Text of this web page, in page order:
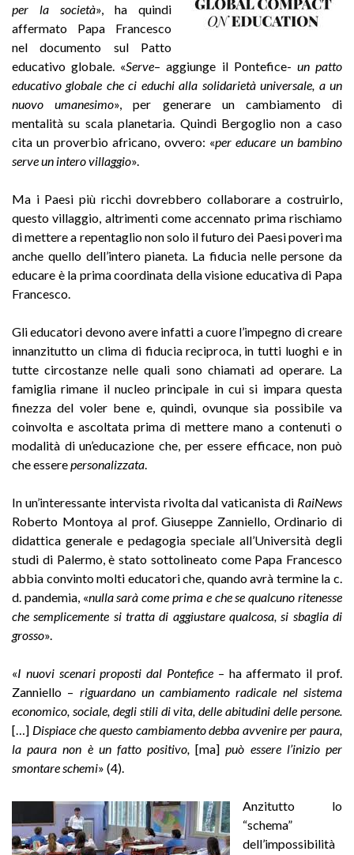
per la società», ha quindi
affermato Papa Francesco
nel documento sul Patto
educativo globale. «Serve– aggiunge il Pontefice- un patto
educativo globale che ci educhi alla solidarietà universale, a un
nuovo umanesimo», per generare un cambiamento di
mentalità su scala planetaria. Quindi Bergoglio non a caso
cita un proverbio africano, ovvero: «per educare un bambino
serve un intero villaggio».
Ma i Paesi più ricchi dovrebbero collaborare a costruirlo,
questo villaggio, altrimenti come accennato prima rischiamo
di mettere a repentaglio non solo il futuro dei Paesi poveri ma
anche quello dell’intero pianeta. La fiducia nelle persone da
educare è la prima coordinata della visione educativa di Papa
Francesco.
Gli educatori devono avere infatti a cuore l’impegno di creare
innanzitutto un clima di fiducia reciproca, in tutti luoghi e in
tutte circostanze nelle quali sono chiamati ad operare. La
famiglia rimane il nucleo principale in cui si impara questa
finezza del voler bene e, quindi, ovunque sia possibile va
coinvolta e ascoltata prima di mettere mano a contenuti o
modalità di un’educazione che, per essere efficace, non può
che esserepersonalizzata
In un’interessante intervista rivolta dal vaticanista di RaiNews
Roberto Montoya al prof. Giuseppe Zanniello, Ordinario di
didattica generale e pedagogia speciale all’Università degli
studi di Palermo, è stato sottolineato come Papa Francesco
abbia convinto molti educatori che, quando avrà termine la c.
d. pandemia, «nulla sarà come prima e che se qualcuno ritenesse
che semplicemente si tratta di aggiustare qualcosa, si sbaglia di
grosso».
«I nuovi scenari proposti dal Pontefice – ha affermato il prof.
Zanniello – riguardano un cambiamento radicale nel sistema
economico, sociale, degli stili di vita, delle abitudini delle persone.
[…] Dispiace che questo cambiamento debba avvenire per paura,
la paura non è un fatto positivo,[ma]può essere l’inizio per
smontare schemi» (4).
Anzitutto lo
“schema”
dell’impossibilità